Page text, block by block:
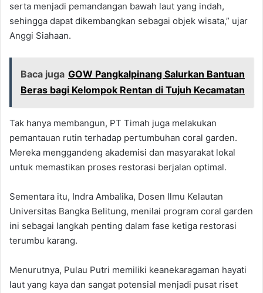
serta menjadi pemandangan bawah laut yang indah,
sehingga dapat dikembangkan sebagai objek wisata,” ujar
Anggi Siahaan.
Baca juga GOW Pangkalpinang Salurkan Bantuan
Beras bagi Kelompok Rentan di Tujuh Kecamatan
Tak hanya membangun, PT Timah juga melakukan
pemantauan rutin terhadap pertumbuhan coral garden.
Mereka menggandeng akademisi dan masyarakat lokal
untuk memastikan proses restorasi berjalan optimal.
Sementara itu, Indra Ambalika, Dosen Ilmu Kelautan
Universitas Bangka Belitung, menilai program coral garden
ini sebagai langkah penting dalam fase ketiga restorasi
terumbu karang.
Menurutnya, Pulau Putri memiliki keanekaragaman hayati
laut yang kaya dan sangat potensial menjadi pusat riset